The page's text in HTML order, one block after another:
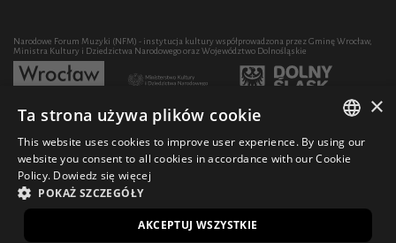
Narodowe Forum Muzyki (NFM) - instytucja kultury współprowadzona przez Gminę Wrocław,
Ministra Kultury i Dziedzictwa Narodowego oraz Województwo Dolnośląskie
Rozwój działalności artystycznej i edukacyjnej NFM poprzez zakup sprzętu współfinansowany
© 2021 Narodowe Forum Muzyki Design Ficturo
POLISH
×
Ta strona używa plików cookie
This website uses cookies to improve user experience. By using our
website you consent to all cookies in accordance with our Cookie
Policy. Dowiedz się więcej
POKAŻ SZCZEGÓŁY
AKCEPTUJ WSZYSTKIE